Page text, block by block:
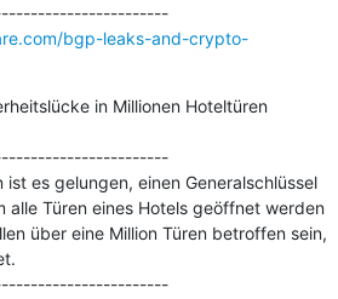
---------------------------------------------
bgp-leaks-and-crypto-
in Millionen Hoteltüren
ist es gelungen, einen Generalschlüssel
alle Türen eines Hotels geöffnet werden
über eine Million Türen betroffen sein,
---------------------------------------------